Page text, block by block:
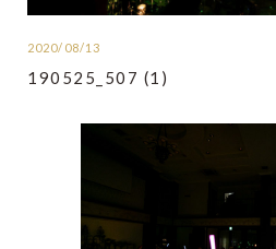
2020/08/13
190525_507 (1)